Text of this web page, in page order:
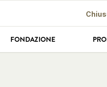
FONDAZIONE